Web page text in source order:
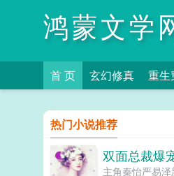
鸿蒙文学
首 页 玄幻修真 重生
热门小说推荐
双面总裁爆
主角秦怡严易